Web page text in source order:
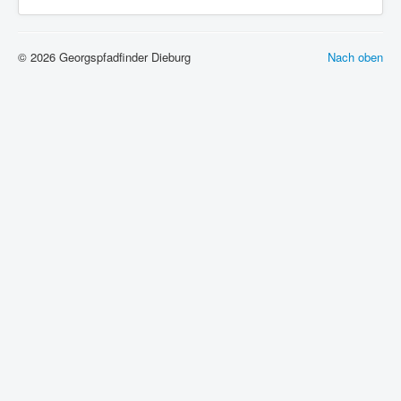
Nach oben
© 2026 Georgspfadfinder Dieburg